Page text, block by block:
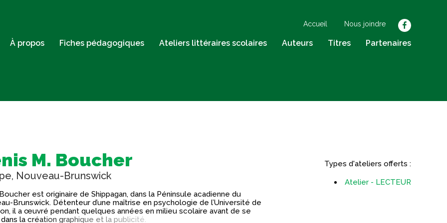
facebook
Accueil Nous joindre
À propos Fiches pédagogiques Ateliers littéraires scolaires Auteurs Titres Partenaires
M. Boucher
Nouveau-Brunswick
est originaire de Shippagan, dans la Péninsule acadienne du
Brunswick. Détenteur d’une maîtrise en psychologie de l’Université de
il a œuvré pendant quelques années en milieu scolaire avant de se
la création graphique et la publicité.
Types d'ateliers offerts :
Atelier - LECTEUR